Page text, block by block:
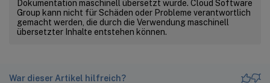
Dokumentation maschinell übersetzt wurde. Cloud Software
Group kann nicht für Schäden oder Probleme verantwortlich
gemacht werden, die durch die Verwendung maschinell
übersetzter Inhalte entstehen können.
War dieser Artikel hilfreich?